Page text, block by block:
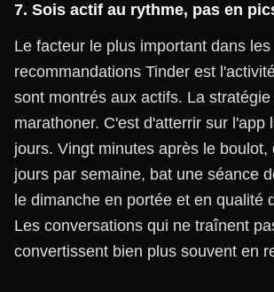
7. Sois actif au rythme, pas en
Le facteur le plus important dans les
recommandations Tinder est
sont montrés aux actifs. La
marathoner. C'est d'atterrir sur l'app
jours. Vingt minutes après le boulot,
jours par semaine, bat une séance
le dimanche en portée et en qualité
Les conversations qui ne traînent
convertissent bien plus souvent en